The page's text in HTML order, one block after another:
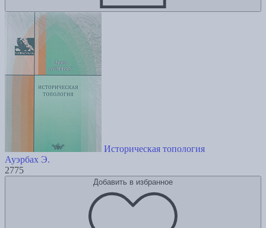
Историческая топология
Ауэрбах Э.
2775
Добавить в избранное